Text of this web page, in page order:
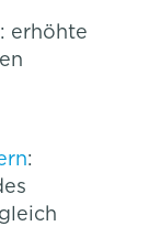
: erhöhte
: